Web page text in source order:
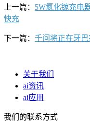
上一篇： 5W氮化镓充电
快充
下一篇： 千问将正在牙
关于我们
ai资讯
ai应用
我们的联系方式